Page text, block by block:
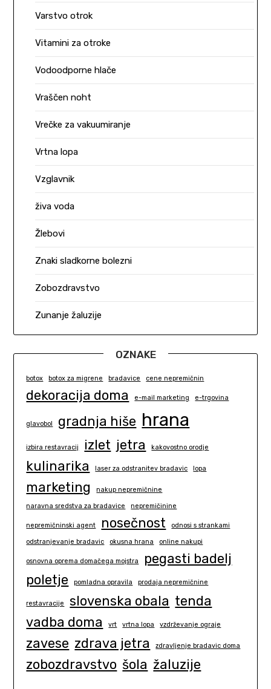
Varstvo otrok
Vitamini za otroke
Vodoodporne hlače
Vraščen noht
Vrečke za vakuumiranje
Vrtna lopa
Vzglavnik
živa voda
Žlebovi
Znaki sladkorne bolezni
Zobozdravstvo
Zunanje žaluzije
OZNAKE
botox botox za migrene bradavice cene nepremičnin
dekoracija doma e-mail marketing e-trgovina
glavobol gradnja hiše hrana
izbira restavracij izlet jetra kakovostno orodje
kulinarika laser za odstranitev bradavic lopa
marketing nakup nepremičnine
naravna sredstva za bradavice nepremičinine
nepremičninski agent nosečnost odnosi s strankami
odstranjevanje bradavic okusna hrana online nakupi
osnovna oprema domačega mojstra
pegasti badelj
poletje
pomladna opravila prodaja nepremičnine
restavracije slovenska obala tenda
vadba doma
vrt vrtna lopa vzdrževanje ograje
zavese zdrava jetra zdravljenje bradavic doma
zobozdravstvo šola žaluzije